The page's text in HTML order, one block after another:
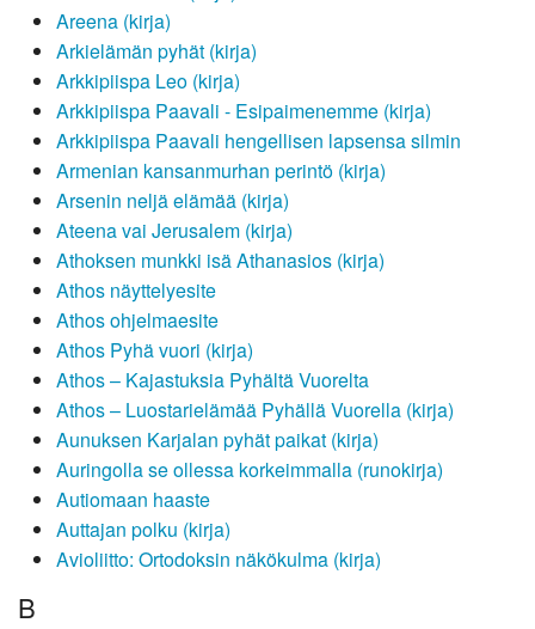
Areena (kirja)
Arkielämän pyhät (kirja)
Arkkipiispa Leo (kirja)
Arkkipiispa Paavali - Esipaimenemme (kirja)
Arkkipiispa Paavali hengellisen lapsensa silmin
Armenian kansanmurhan perintö (kirja)
Arsenin neljä elämää (kirja)
Ateena vai Jerusalem (kirja)
Athoksen munkki isä Athanasios (kirja)
Athos näyttelyesite
Athos ohjelmaesite
Athos Pyhä vuori (kirja)
Athos – Kajastuksia Pyhältä Vuorelta
Athos – Luostarielämää Pyhällä Vuorella (kirja)
Aunuksen Karjalan pyhät paikat (kirja)
Auringolla se ollessa korkeimmalla (runokirja)
Autiomaan haaste
Auttajan polku (kirja)
Avioliitto: Ortodoksin näkökulma (kirja)
B